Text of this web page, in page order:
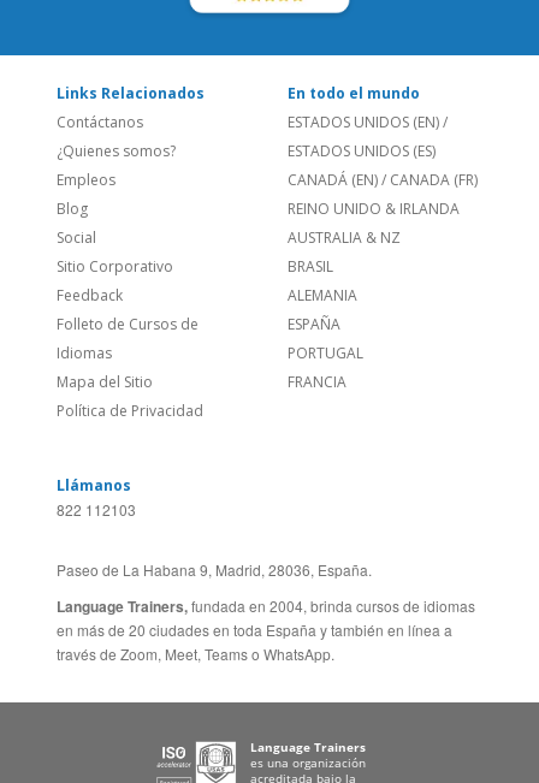
Links Relacionados
Contáctanos
¿Quienes somos?
Empleos
Blog
Social
Sitio Corporativo
Feedback
Folleto de Cursos de
Idiomas
Mapa del Sitio
Política de Privacidad
En todo el mundo
ESTADOS UNIDOS (EN)/
ESTADOS UNIDOS (ES)
CANADÁ (EN)/ CANADA (FR)
REINO UNIDO & IRLANDA
AUSTRALIA & NZ
BRASIL
ALEMANIA
ESPAÑA
PORTUGAL
FRANCIA
Llámanos
822 112103
Paseo de La Habana 9, Madrid, 28036, España.
Language Trainers,fundada en 2004, brinda cursos de idiomas
en más de 20 ciudades en toda España y también en línea a
través de Zoom, Meet, Teams o WhatsApp.